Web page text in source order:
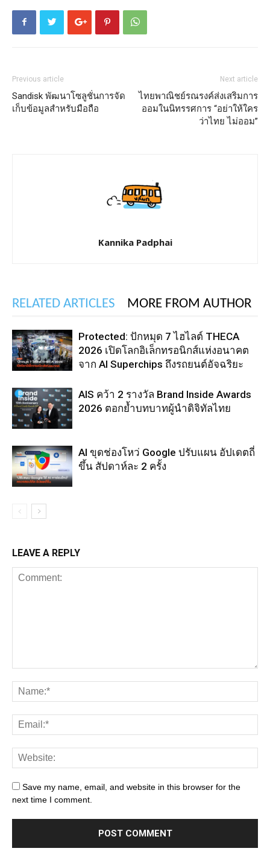
Previous article
Sandisk พัฒนาโซลูชั่นการจัด
เก็บข้อมูลสำหรับมือถือ
Next article
ไทยพาณิชย์รณรงค์ส่งเสริมการ
ออมในนิทรรศการ “อย่าให้ใคร
ว่าไทย ไม่ออม”
Kannika Padphai
RELATED ARTICLES MORE FROM AUTHOR
Protected: ปักหมุด 7 ไฮไลต์ THECA
2026 เปิดโลกอิเล็กทรอนิกส์แห่งอนาคต
จาก AI Superchips ถึงรถยนต์อัจฉริยะ
AIS คว้า 2 รางวัล Brand Inside Awards
2026 ตอกย้ำบทบาทผู้นำดิจิทัลไทย
AI ขุดช่องโหว่ Google ปรับแผน อัปเดตถี่
ขึ้น สัปดาห์ละ 2 ครั้ง
LEAVE A REPLY
Save my name, email, and website in this browser for the
next time I comment.